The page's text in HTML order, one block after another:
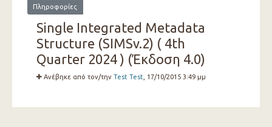
Πληροφορίες
Single Integrated Metadata
Structure (SIMSv.2) ( 4th
Quarter 2024 ) (Έκδοση 4.0)
Ανέβηκε από τον/την Test Test , 17/10/2015 3:49 μμ